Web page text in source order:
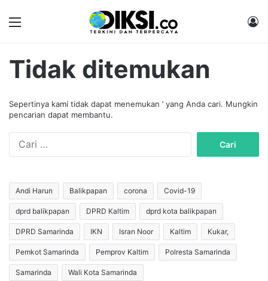
Tidak ditemukan
Sepertinya kami tidak dapat menemukan ’ yang Anda cari. Mungkin
pencarian dapat membantu.
u
n
t
u
k
:
Andi Harun Balikpapan corona Covid-19
dprd balikpapan DPRD Kaltim dprd kota balikpapan
DPRD Samarinda IKN Isran Noor Kaltim Kukar,
Pemkot Samarinda Pemprov Kaltim Polresta Samarinda
Samarinda Wali Kota Samarinda